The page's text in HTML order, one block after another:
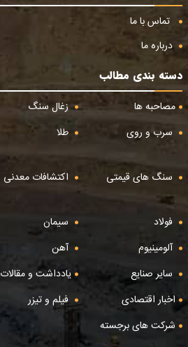
تماس با ما
درباره ما
دسته بندی مطالب
مصاحبه ها
زغال سنگ
سرب و روی
طلا
سنگ های قیمتی
اکتشافات معدنی
فولاد
سیمان
آلومینیوم
آهن
سایر صنایع
یادداشت و مقالات
اخبار اقتصادی
فیلم و تیزر
شرکت های برجسته